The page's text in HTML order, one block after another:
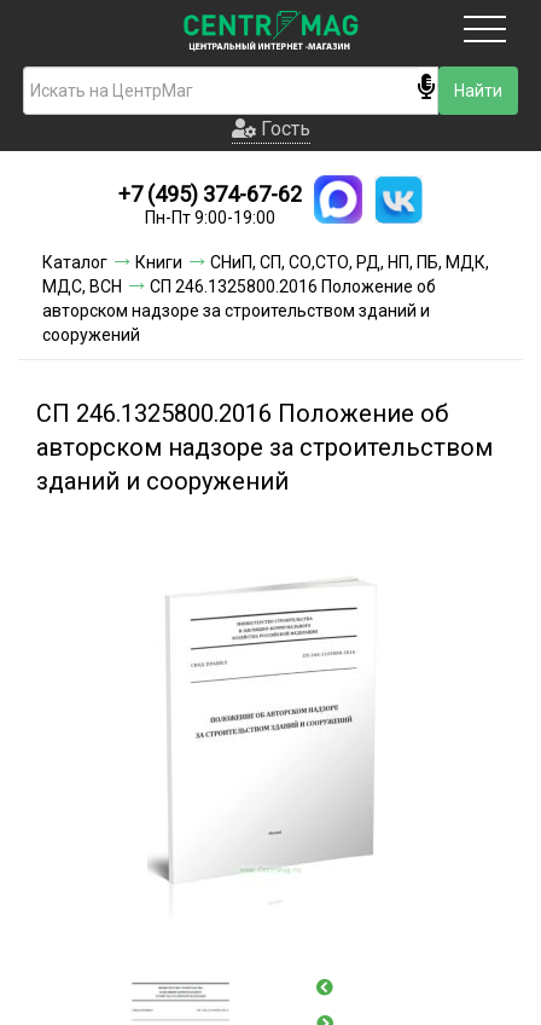
Гость
Новинки
Условия доставки
Условия оплаты
Акции и скидки
Гость
+7 (495) 374-67-62
Пн-Пт 9:00-19:00
Каталог Книги
СНиП, СП, СО,СТО, РД, НП, ПБ, МДК,
МДС, ВСН
СП 246.1325800.2016 Положение об
авторском надзоре за строительством зданий и
сооружений
СП 246.1325800.2016 Положение об
авторском надзоре за строительством
зданий и сооружений